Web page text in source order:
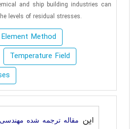
and ship building industries can
levels of residual stresses.
Method
Temperature Field
این مقاله ترجمه شده